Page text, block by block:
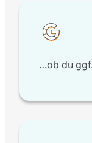
…ob du